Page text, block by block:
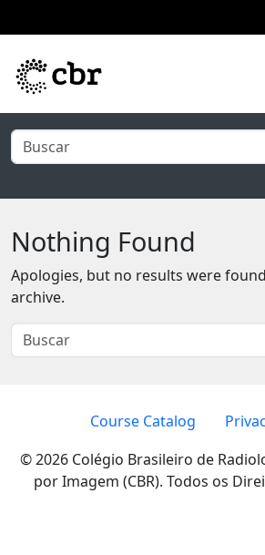
Nothing Found
Apologies, but no results were
archive.
Course Catalog
© 2026 Colégio Brasileiro de
por Imagem (CBR). Todos os